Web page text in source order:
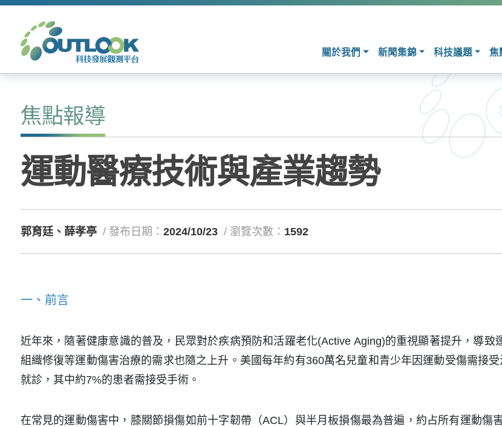
關於我們 新聞集錦 科技議題 焦
焦點報導
運動醫療技術與產業趨勢
郭育廷、薛孝亭 / 發布日期： 2024/10/23 / 瀏覽次數： 1592
一、前言
近年來，隨著健康意識的普及，民眾對於疾病預防和活躍老化(Active Aging)的重視顯著提升，導
組織修復等運動傷害治療的需求也隨之上升。美國每年約有360萬名兒童和青少年因運動受傷需接
就診，其中約7%的患者需接受手術。
在常見的運動傷害中，膝關節損傷如前十字韌帶（ACL）與半月板損傷最為普遍，約占所有運動傷